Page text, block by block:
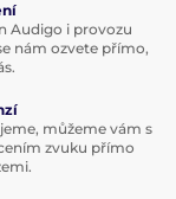
Audigo i provozu
nám ozvete přímo,
můžeme vám s
zvuku přímo